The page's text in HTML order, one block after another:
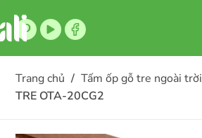
Trang chủ / Tấm ốp gỗ tre ngoài trời
TRE OTA-20CG2